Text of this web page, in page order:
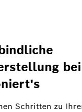
Schritten zu